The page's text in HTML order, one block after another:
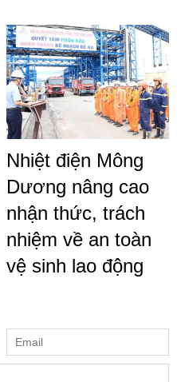
Nhiệt điện Mông
Dương nâng cao
nhận thức, trách
nhiệm về an toàn
vệ sinh lao động